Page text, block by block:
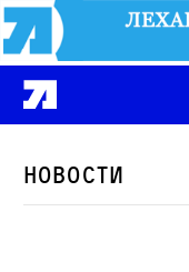
Новости